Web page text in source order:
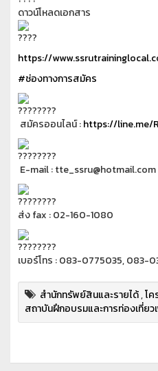
ดาวน์โหลดเอกสาร
https://
#ช่องทางการสมัคร
สมัครออนไลน์ :https://line.me/
E-mail : tte_ssru@hotmail.com
ส่ง fax : 02-160-1080
เบอร์โทร : 083-0775035, 083-
สำนักทรัพย์สินและรายได้,โ
สถาบันฝึกอบรมและการท่องเที่ยว